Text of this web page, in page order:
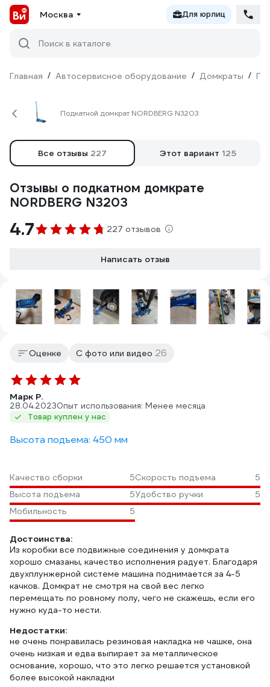
Москва Для юрлиц
Поиск в каталоге
Главная / Автосервисное оборудование / Домкраты /
Подкатной домкрат NORDBERG N3203
Все отзывы 227 Этот вариант 125
Отзывы о подкатном домкрате
NORDBERG N3203
4.7 227 отзывов
Написать отзыв
Оценке С фото или видео 26
Марк Р.
28.04.2023Опыт использования: Менее месяца
Товар куплен у нас
Высота подъема: 450 мм
Качество сборки 5Скорость подъема
5
Высота подъема
5Удобство ручки
5
Мобильность
5
Достоинства:
Из коробки все подвижные соединения у домкрата
хорошо смазаны, качество исполнения радует. Благодаря
двухплунжерной системе машина поднимается за 4-5
качков. Домкрат не смотря на свой вес легко
перемещать по ровному полу, чего не скажешь, если его
нужно куда-то нести.
Недостатки:
не очень понравилась резиновая накладка не чашке, она
очень низкая и едва выпирает за металлическое
основание, хорошо, что это легко решается установкой
более высокой накладки